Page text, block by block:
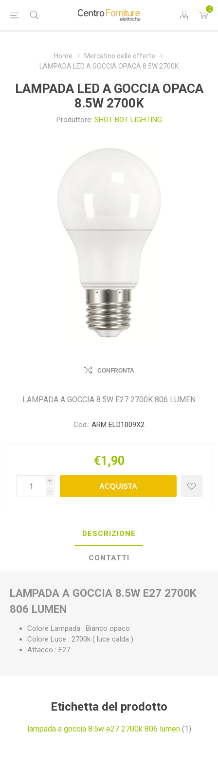
0
Home
Mercatino delle offerte
LAMPADA LED A GOCCIA OPACA 8.5W 2700K
LAMPADA LED A GOCCIA OPACA
8.5W 2700K
Produttore: SHOT BOT LIGHTING
CONFRONTA
LAMPADA A GOCCIA 8.5W E27 2700K 806 LUMEN
Cod.: ARM ELD1009X2
€1,90
i
h
ACQUISTA
DESCRIZIONE
CONTATTI
LAMPADA A GOCCIA 8.5W E27 2700K
806 LUMEN
Colore Lampada : Bianco opaco
Colore Luce : 2700k ( luce calda )
Attacco : E27
Etichetta del prodotto
lampada a goccia 8.5w e27 2700k 806 lumen (1)